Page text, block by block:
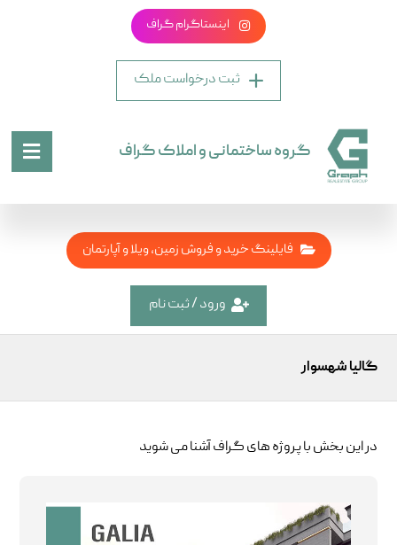
اینستاگرام گراف
ثبت درخواست ملک
گروه ساختمانی و املاک گراف
فایلینگ خرید و فروش زمین، ویلا و آپارتمان
ورود / ثبت نام
گالیا شهسوار
در این بخش با پروژه های گراف آشنا می شوید